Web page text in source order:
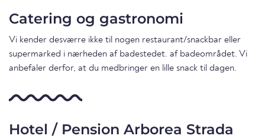
Catering og gastronomi
Vi kender desværre ikke til nogen restaurant/snackbar eller
supermarked i nærheden af badestedet. af badeområdet. Vi
anbefaler derfor, at du medbringer en lille snack til dagen.
Hotel / Pension Arborea Strada